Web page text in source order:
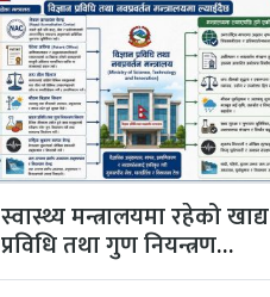
स्वास्थ्य मन्त्रालयमा रहेको खाद्य
प्रविधि तथा गुण नियन्त्रण
विभाग विज्ञान…